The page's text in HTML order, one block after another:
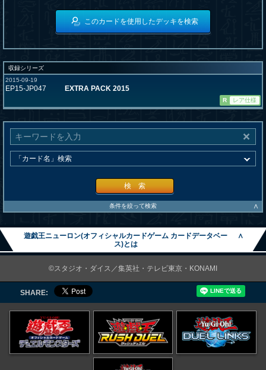
このカードを使用したデッキを検索
収録シリーズ
2015-09-19
EP15-JP047 EXTRA PACK 2015
R レア仕様
検 索
条件を絞って検索 ∧
遊戯王ニューロン(オフィシャルカードゲーム カードデータベー
ス)とは
∧
©スタジオ・ダイス／集英社・テレビ東京・KONAMI
SHARE: